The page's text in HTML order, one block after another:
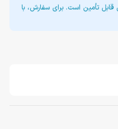
تأمین است. برای سفارش، با